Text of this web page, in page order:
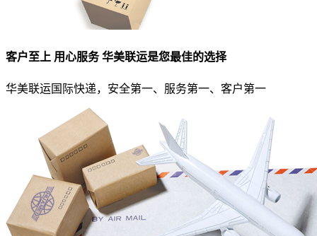
客户至上 用心服务 华美联运是您最佳的选择
华美联运国际快递，安全第一、服务第一、客户第一